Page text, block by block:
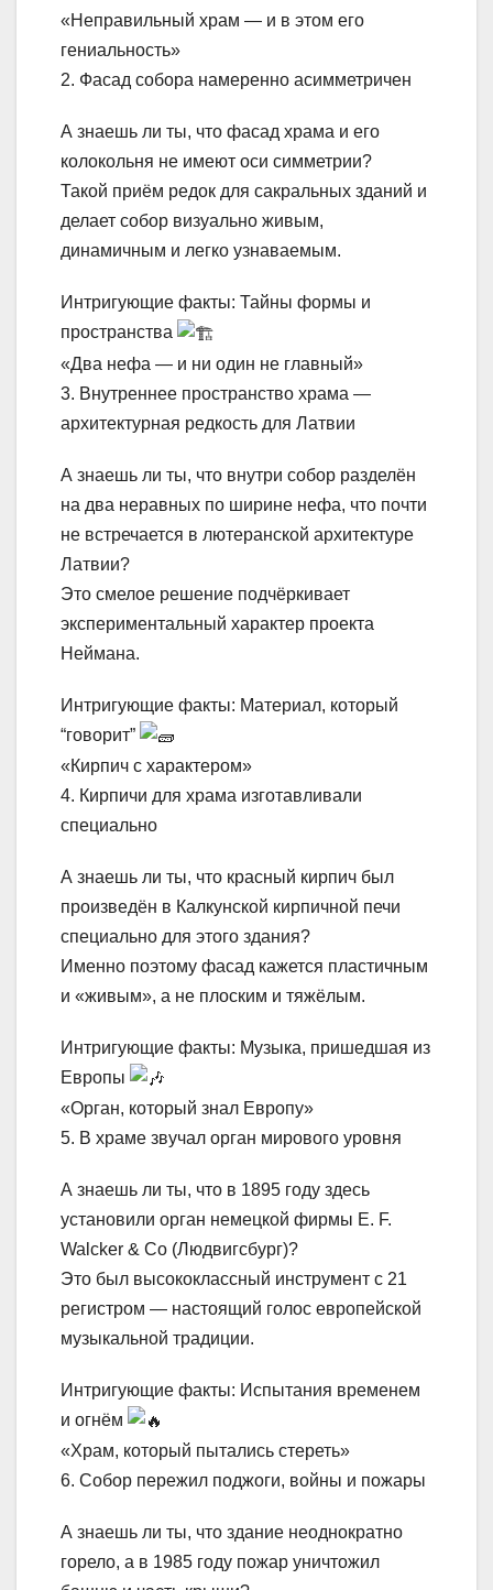
«Неправильный храм — и в этом его
гениальность»
2. Фасад собора намеренно асимметричен
А знаешь ли ты, что фасад храма и его
колокольня не имеют оси симметрии?
Такой приём редок для сакральных зданий и
делает собор визуально живым,
динамичным и легко узнаваемым.
Интригующие факты: Тайны формы и
пространства
«Два нефа — и ни один не главный»
3. Внутреннее пространство храма —
архитектурная редкость для Латвии
А знаешь ли ты, что внутри собор разделён
на два неравных по ширине нефа, что почти
не встречается в лютеранской архитектуре
Латвии?
Это смелое решение подчёркивает
экспериментальный характер проекта
Неймана.
Интригующие факты: Материал, который
“говорит”
«Кирпич с характером»
4. Кирпичи для храма изготавливали
специально
А знаешь ли ты, что красный кирпич был
произведён в Калкунской кирпичной печи
специально для этого здания?
Именно поэтому фасад кажется пластичным
и «живым», а не плоским и тяжёлым.
Интригующие факты: Музыка, пришедшая из
Европы
«Орган, который знал Европу»
5. В храме звучал орган мирового уровня
А знаешь ли ты, что в 1895 году здесь
установили орган немецкой фирмы E. F.
Walcker & Co (Людвигсбург)?
Это был высококлассный инструмент с 21
регистром — настоящий голос европейской
музыкальной традиции.
Интригующие факты: Испытания временем
и огнём
«Храм, который пытались стереть»
6. Собор пережил поджоги, войны и пожары
А знаешь ли ты, что здание неоднократно
горело, а в 1985 году пожар уничтожил